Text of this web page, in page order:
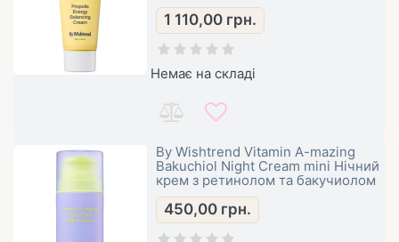
1 110,00 грн.
Немає на складі
By Wishtrend Vitamin A-mazing
Bakuchiol Night Cream mini Нічний
крем з ретинолом та бакучиолом
450,00 грн.